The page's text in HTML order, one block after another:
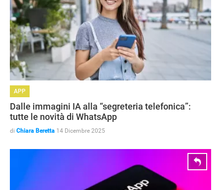
APP
Dalle immagini IA alla “segreteria telefonica”:
tutte le novità di WhatsApp
di Chiara Beretta 14 Dicembre 2025